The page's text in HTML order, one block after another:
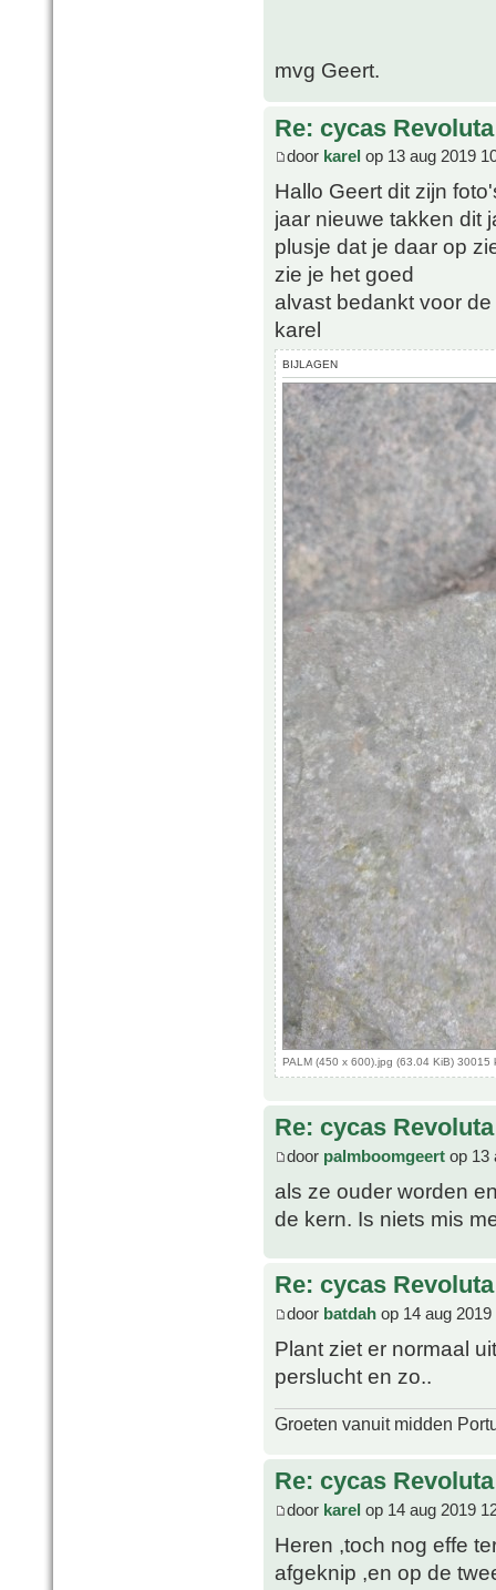
mvg Geert.
Re: cycas Revoluta
door karel op 13 aug 2019
Hallo Geert dit zijn
jaar nieuwe takken dit
plusje dat je daar op
zie je het goed
alvast bedankt voor
karel
BIJLAGEN
PALM (450 x 600).jpg (63.04 KiB) 30015
Re: cycas Revoluta
door palmboomgeert op 13
als ze ouder worden
de kern. Is niets mis
Re: cycas Revoluta
door batdah op 14 aug 2019
Plant ziet er normaal
perslucht en zo..
Groeten vanuit midden
Re: cycas Revoluta
door karel op 14 aug 2019
Heren ,toch nog effe
afgeknip ,en op de